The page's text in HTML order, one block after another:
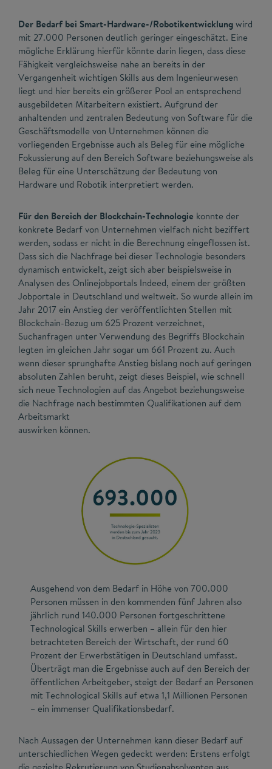
Der Bedarf bei Smart-Hardware-/Robotikentwicklungwird
mit 27.000 Personen deutlich geringer eingeschätzt. Eine
mögliche Erklärung hierfür könnte darin liegen, dass diese
Fähigkeit vergleichsweise nahe an bereits in der
Vergangenheit wichtigen Skills aus dem Ingenieurwesen
liegt und hier bereits ein größerer Pool an entsprechend
ausgebildeten Mitarbeitern existiert. Aufgrund der
anhaltenden und zentralen Bedeutung von Software für die
Geschäftsmodelle von Unternehmen können die
vorliegenden Ergebnisse auch als Beleg für eine mögliche
Fokussierung auf den Bereich Software beziehungsweise als
Beleg für eine Unterschätzung der Bedeutung von
Hardware und Robotik interpretiert werden.
Für den Bereich der Blockchain-Technologie konnte der
konkrete Bedarf von Unternehmen vielfach nicht beziffert
werden, sodass er nicht in die Berechnung eingeflossen ist.
Dass sich die Nachfrage bei dieser Technologie besonders
dynamisch entwickelt, zeigt sich aber beispielsweise in
Analysen des Onlinejobportals Indeed, einem der größten
Jobportale in Deutschland und weltweit. So wurde allein im
Jahr 2017 ein Anstieg der veröffentlichten Stellen mit
Blockchain-Bezug um 625 Prozent verzeichnet,
Suchanfragen unter Verwendung des Begriffs Blockchain
legten im gleichen Jahr sogar um 661 Prozent zu. Auch
wenn dieser sprunghafte Anstieg bislang noch auf geringen
absoluten Zahlen beruht, zeigt dieses Beispiel, wie schnell
sich neue Technologien auf das Angebot beziehungsweise
die Nachfrage nach bestimmten Qualifikationen auf dem
Arbeitsmarkt
auswirken können.
Ausgehend von dem Bedarf in Höhe von 700.000
Personen müssen in den kommenden fünf Jahren also
jährlich rund 140.000 Personen fortgeschrittene
Technological Skills erwerben – allein für den hier
betrachteten Bereich der Wirtschaft, der rund 60
Prozent der Erwerbstätigen in Deutschland umfasst.
Überträgt man die Ergebnisse auch auf den Bereich der
öffentlichen Arbeitgeber, steigt der Bedarf an Personen
mit Technological Skills auf etwa 1,1 Millionen Personen
– ein immenser Qualifikationsbedarf.
Nach Aussagen der Unternehmen kann dieser Bedarf auf
unterschiedlichen Wegen gedeckt werden: Erstens erfolgt